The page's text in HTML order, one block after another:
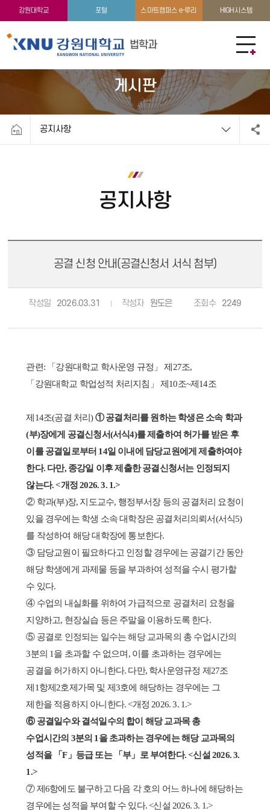
강원대학교 포털 스마트캠퍼스 e-루리 HIGH시스템
법학과
학생활동 이용안내
게시판
공지사항
공지사항
공결 신청 안내(공결신청서 서식 첨부)
작성일 2026.03.31 작성자 원도은 조회수 2249
관련: 「강원대학교 학사운영 규정」 제27조,
「강원대학교 학업성적 처리지침」 제10조~제14조
제14조(공결 처리)① 공결처리를 원하는 학생은 소속 학과
(부)장에게 공결신청서(서식4)를 제출하여 허가를 받은 후
이를 공결일로부터 14일 이내에 담당교원에게 제출하여야
한다. 다만, 종강일 이후 제출한 공결신청서는 인정되지
않는다. <개정 2026. 3. 1.>
② 학과(부)장, 지도교수, 행정부서장 등의 공결처리 요청이
있을 경우에는 학생 소속 대학장은 공결처리의뢰서(서식5)
를 작성하여 해당 대학장에 통보한다.
③ 담당교원이 필요하다고 인정할 경우에는 공결기간 동안
해당 학생에게 과제물 등을 부과하여 성적을 수시 평가할
수 있다.
④ 수업의 내실화를 위하여 가급적으로 공결처리 요청을
지양하고, 현장실습 등은 주말을 이용하도록 한다.
⑤ 공결로 인정되는 일수는 해당 교과목의 총 수업시간의
3분의 1을 초과할 수 없으며, 이를 초과하는 경우에는
공결을 허가하지 아니한다. 다만, 학사운영규정 제27조
제1항제2호제가목 및 제3호에 해당하는 경우에는 그
제한을 적용하지 아니한다. <개정 2026. 3. 1.>
⑥ 공결일수와 결석일수의 합이 해당 교과목 총
수업시간의 3분의 1을 초과하는 경우에는 해당 교과목의
성적을 「F」등급 또는 「부」로 부여한다. <신설 2026. 3.
1.>
⑦ 제6항에도 불구하고 다음 각 호의 어느 하나에 해당하는
경우에는 성적을 부여할 수 있다. <신설 2026. 3. 1.>